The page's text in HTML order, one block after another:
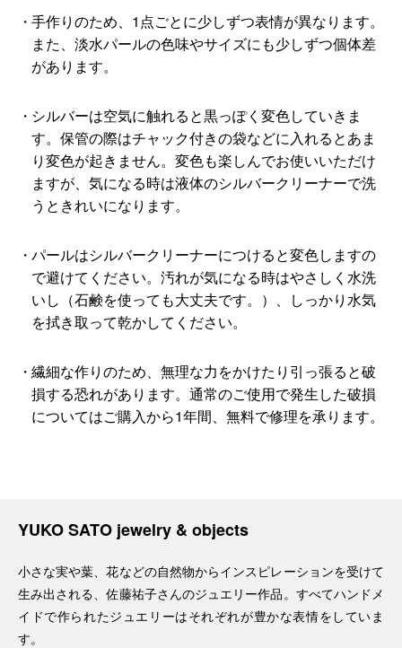
手作りのため、1点ごとに少しずつ表情が異なります。
また、淡水パールの色味やサイズにも少しずつ個体差
があります。
シルバーは空気に触れると黒っぽく変色していきま
す。保管の際はチャック付きの袋などに入れるとあま
り変色が起きません。変色も楽しんでお使いいただけ
ますが、気になる時は液体のシルバークリーナーで洗
うときれいになります。
パールはシルバークリーナーにつけると変色しますの
で避けてください。汚れが気になる時はやさしく水洗
いし（石鹸を使っても大丈夫です。）、しっかり水気
を拭き取って乾かしてください。
繊細な作りのため、無理な力をかけたり引っ張ると破
損する恐れがあります。通常のご使用で発生した破損
についてはご購入から1年間、無料で修理を承ります。
YUKO SATO jewelry & objects
小さな実や葉、花などの自然物からインスピレーションを受けて
生み出される、佐藤祐子さんのジュエリー作品。すべてハンドメ
イドで作られたジュエリーはそれぞれが豊かな表情をしていま
す。